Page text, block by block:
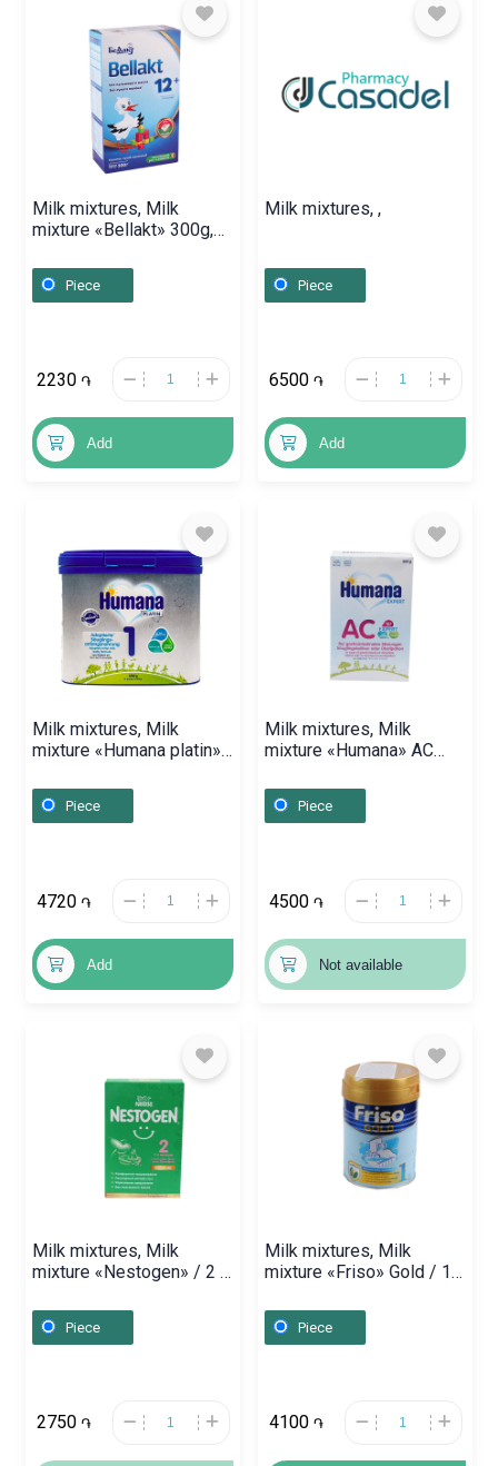
Milk mixtures, Milk
mixture «Bellakt» 300g,
Piece
2230 ֏
Add
Milk mixtures, ,
Piece
6500 ֏
Add
Milk mixtures, Milk
mixture «Humana platin»
Piece
4720 ֏
Add
Milk mixtures, Milk
mixture «Humana» AC
Piece
4500 ֏
Not available
Milk mixtures, Milk
mixture «Nestogen» / 2 /
Piece
2750 ֏
Milk mixtures, Milk
mixture «Friso» Gold / 1 /
Piece
4100 ֏